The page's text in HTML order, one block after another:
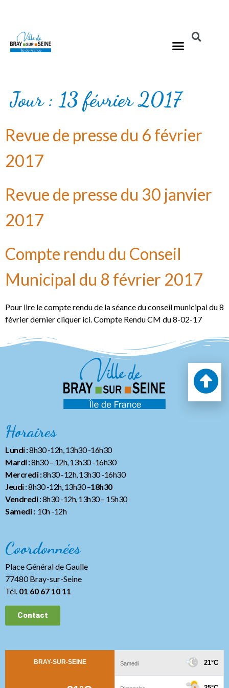
Jour :13 février 2017
Revue de presse du 6 février
2017
Revue de presse du 30 janvier
2017
Compte rendu du Conseil
Municipal du 8 février 2017
Pour lire le compte rendu de la séance du conseil municipal du 8
février dernier cliquer ici. Compte Rendu CM du 8-02-17
Horaires
Lundi :8h30 -12h, 13h30 -16h30
Mardi :8h30 – 12h, 13h30 -16h30
Mercredi :8h30 -12h, 13h30 -16h30
Jeudi: 8h30 -12h, 13h30 –18h30
Vendredi: 8h30 -12h, 13h30– 15h30
Samedi :10h -12h
Coordonnées
Place Général de Gaulle
77480 Bray-sur-Seine
Tél. 01 60 67 10 11
Contact